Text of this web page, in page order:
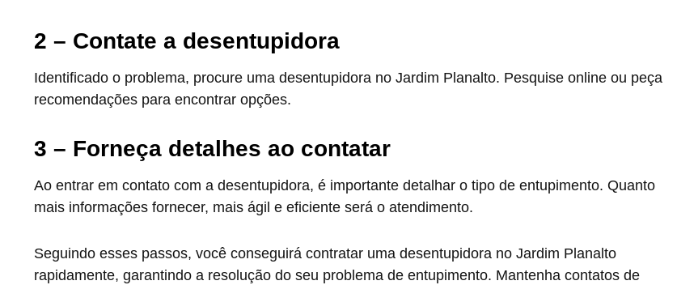
2 – Contate a desentupidora
Identificado o problema, procure uma desentupidora no Jardim Planalto. Pesquise online ou peça
recomendações para encontrar opções.
3 – Forneça detalhes ao contatar
Ao entrar em contato com a desentupidora, é importante detalhar o tipo de entupimento. Quanto
mais informações fornecer, mais ágil e eficiente será o atendimento.
Seguindo esses passos, você conseguirá contratar uma desentupidora no Jardim Planalto
rapidamente, garantindo a resolução do seu problema de entupimento. Mantenha contatos de